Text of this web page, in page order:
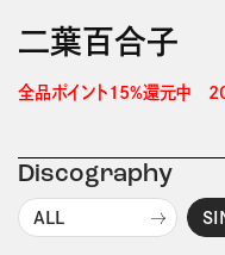
二葉百合子
全品ポイント15%還元中　
Discography
ALL